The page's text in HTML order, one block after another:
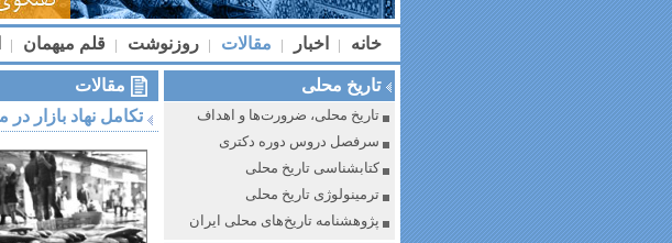
خانه | اخبار | مقالات | روزنوشت | قلم میهمان |
تاریخ محلی
تاریخ محلی، ضرورت‌ها و اهداف
سرفصل دروس دوره دکتری
کتابشناسی تاریخ محلی
ترمینولوژی تاریخ محلی
پژوهشنامه تاریخ‌های محلی ایران
مقالات
تکامل نهاد بازار در